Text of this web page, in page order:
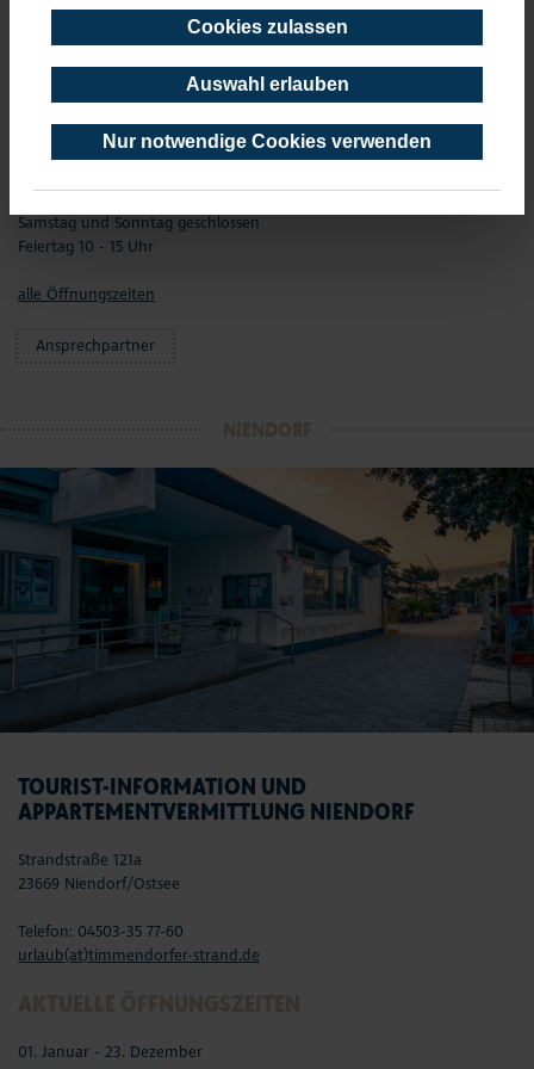
Cookies zulassen
Auswahl erlauben
Nur notwendige Cookies verwenden
Feiertag 10 - 15 Uhr
Montag - Freitag 9 - 17 Uhr
Samstag und Feiertag 10 - 15 Uhr
Sonntag geschlossen
Samstag und Sonntag geschlossen
Feiertag 10 - 15 Uhr
alle Öffnungszeiten
Ansprechpartner
TOURIST-INFORMATION UND
APPARTEMENTVERMITTLUNG NIENDORF
Strandstraße 121a
23669 Niendorf/Ostsee
Telefon: 04503-35 77-60
urlaub(at)timmendorfer-strand.de
01. Januar - 23. Dezember